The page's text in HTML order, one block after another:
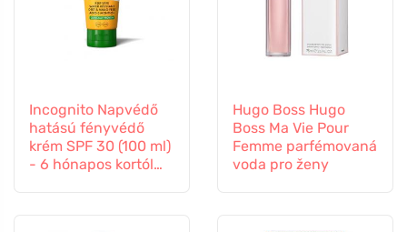
Incognito Napvédő
hatású fényvédő
krém SPF 30 (100 ml)
- 6 hónapos kortól
Hugo Boss Hugo
Boss Ma Vie Pour
Femme parfémovaná
voda pro ženy